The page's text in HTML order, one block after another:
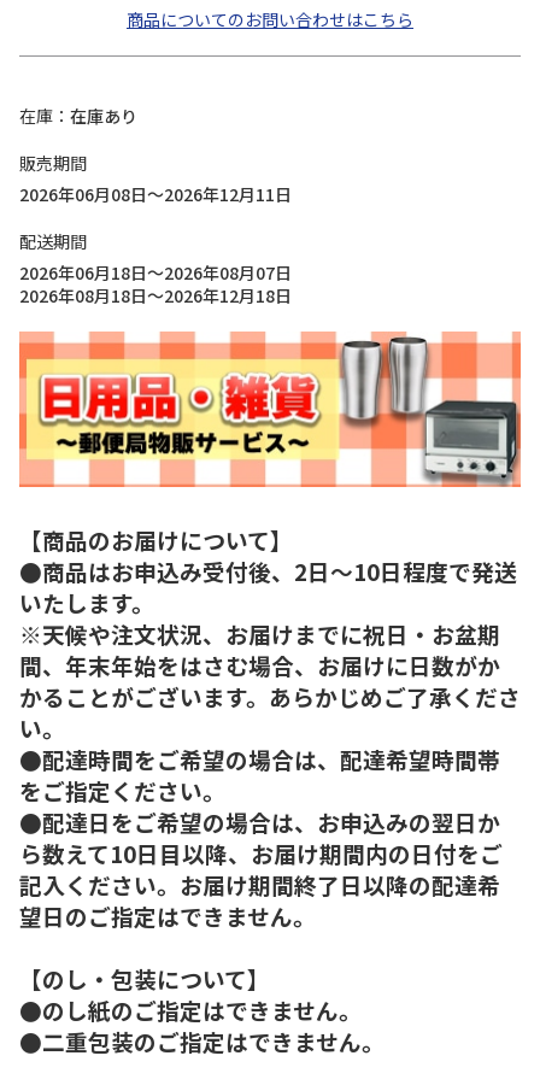
商品についてのお問い合わせはこちら
在庫
在庫あり
販売期間
2026年06月08日～2026年12月11日
配送期間
2026年06月18日～2026年08月07日
2026年08月18日～2026年12月18日
【商品のお届けについて】
●商品はお申込み受付後、2日～10日程度で発送
いたします。
※天候や注文状況、お届けまでに祝日・お盆期
間、年末年始をはさむ場合、お届けに日数がか
かることがございます。あらかじめご了承くださ
い。
●配達時間をご希望の場合は、配達希望時間帯
をご指定ください。
●配達日をご希望の場合は、お申込みの翌日か
ら数えて10日目以降、お届け期間内の日付をご
記入ください。お届け期間終了日以降の配達希
望日のご指定はできません。
【のし・包装について】
●のし紙のご指定はできません。
●二重包装のご指定はできません。